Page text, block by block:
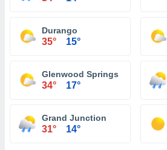
Durango
35° 15°
Glenwood Springs
34° 17°
Grand Junction
31° 14°